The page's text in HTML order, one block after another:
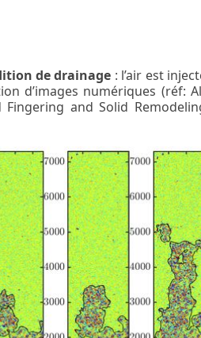
de drainage : l’air est
d’images numériques (réf:
and Solid